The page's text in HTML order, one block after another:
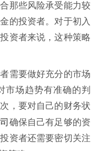
那些风险承受能力较
的投资者。对于初入
资者来说，这种策略
需要做好充分的市场
市场趋势有准确的判
，要对自己的财务状
确保自己有足够的资
资者还需要密切关注